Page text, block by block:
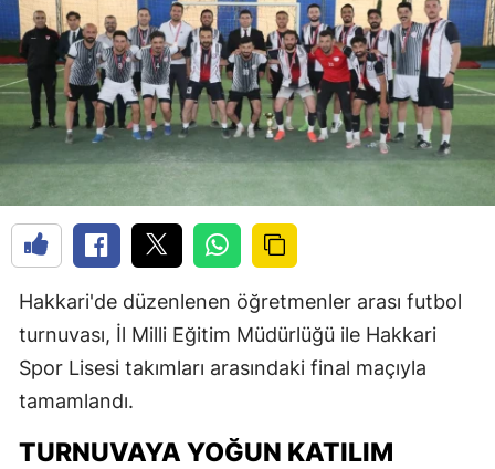
Hakkari'de düzenlenen öğretmenler arası futbol
turnuvası, İl Milli Eğitim Müdürlüğü ile Hakkari
Spor Lisesi takımları arasındaki final maçıyla
tamamlandı.
TURNUVAYA YOĞUN KATILIM